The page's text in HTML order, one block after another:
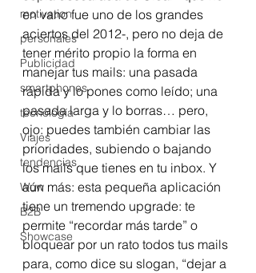
motivation
personales
Publicidad
smartphones
tecnología
Viajes
tendencias
Wow
B2B
Showcase
en vano fue uno de los grandes
aciertos del 2012-, pero no deja de
tener mérito propio la forma en
manejar tus mails: una pasada
rápida y lo pones como leído; una
pasada larga y lo borras… pero,
ojo: puedes también cambiar las
prioridades, subiendo o bajando
los mails que tienes en tu inbox. Y
aún más: esta pequeña aplicación
tiene un tremendo upgrade: te
permite “recordar más tarde” o
bloquear por un rato todos tus mails
para, como dice su slogan, “dejar a